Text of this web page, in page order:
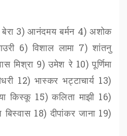
3)आनंदमय बर्मन 4)अशोक
6)विशाल लामा 7)शांतनु
मिश्रा 9)उमेश रे 10)पूर्णिमा
12)भास्कर भट्टाचार्य 13)
किस्कू 15)कलिता माझी 16)
बिस्वास 18)दीपांकर जाना 19)